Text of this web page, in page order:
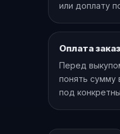
или доплату
Оплата
Перед
понять сумму
под